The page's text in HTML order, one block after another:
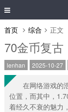
首页 综合 正文
70金币复
lenhan 2025-10-27
在网络游戏的
位置，而其中，
着经久不衰的魅力